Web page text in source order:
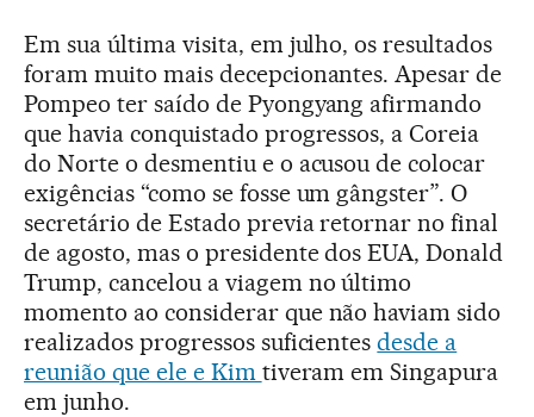
Em sua última visita, em julho, os resultados
foram muito mais decepcionantes. Apesar de
Pompeo ter saído de Pyongyang afirmando
que havia conquistado progressos, a Coreia
do Norte o desmentiu e o acusou de colocar
exigências “como se fosse um gângster”. O
secretário de Estado previa retornar no final
de agosto, mas o presidente dos EUA, Donald
Trump, cancelou a viagem no último
momento ao considerar que não haviam sido
realizados progressos suficientesdesde a
reunião que ele e Kim tiveram em Singapura
em junho.